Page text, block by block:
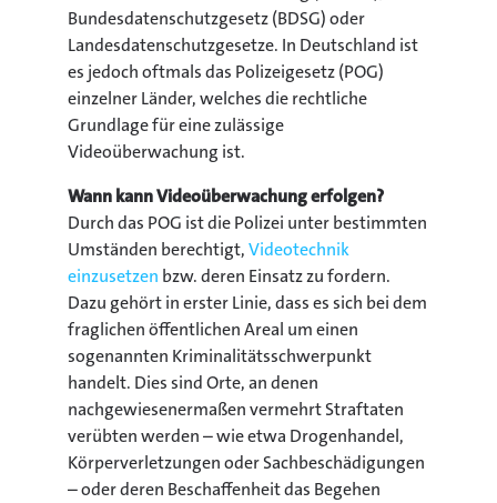
Bundesdatenschutzgesetz (BDSG) oder
Landesdatenschutzgesetze. In Deutschland ist
es jedoch oftmals das Polizeigesetz (POG)
einzelner Länder, welches die rechtliche
Grundlage für eine zulässige
Videoüberwachung ist.
Wann kann Videoüberwachung erfolgen?
Durch das POG ist die Polizei unter bestimmten
Umständen berechtigt,Videotechnik
einzusetzen bzw. deren Einsatz zu fordern.
Dazu gehört in erster Linie, dass es sich bei dem
fraglichen öffentlichen Areal um einen
sogenannten Kriminalitätsschwerpunkt
handelt. Dies sind Orte, an denen
nachgewiesenermaßen vermehrt Straftaten
verübten werden – wie etwa Drogenhandel,
Körperverletzungen oder Sachbeschädigungen
– oder deren Beschaffenheit das Begehen